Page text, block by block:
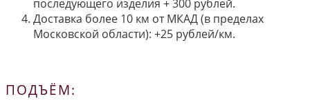
последующего изделия + 300 рублей.
Доставка более 10 км от МКАД (в пределах
Московской области): +25 рублей/км.
ПОДЪЁМ: